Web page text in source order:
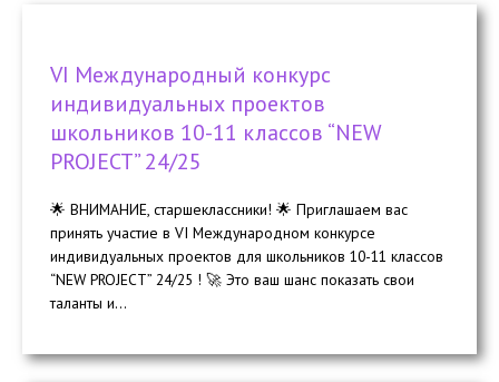
VI Международный конкурс
индивидуальных проектов
школьников 10-11 классов “NEW
PROJECT” 24/25
🌟 ВНИМАНИЕ, старшеклассники! 🌟 Приглашаем вас
принять участие в VI Международном конкурсе
индивидуальных проектов для школьников 10-11 классов
“NEW PROJECT” 24/25 ! 🚀 Это ваш шанс показать свои
таланты и...